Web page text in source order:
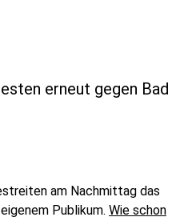
erneut gegen Bad
am Nachmittag das
Publikum. Wie schon